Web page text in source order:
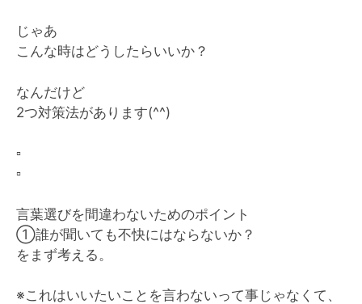
じゃあ
こんな時はどうしたらいいか？
なんだけど
2つ対策法があります(^^)
▫️
▫️
言葉選びを間違わないためのポイント
①誰が聞いても不快にはならないか？
をまず考える。
※これはいいたいことを言わないって事じゃなくて、